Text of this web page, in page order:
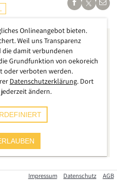
auf der spanischen Insel La
Impressum Datenschutz AGB
Onlineangebot bieten.
Weil uns Transparenz
damit verbundenen
Grundfunktion von oekoreich
oder verboten werden.
Datenschutzerklärung. Dort
ändern.